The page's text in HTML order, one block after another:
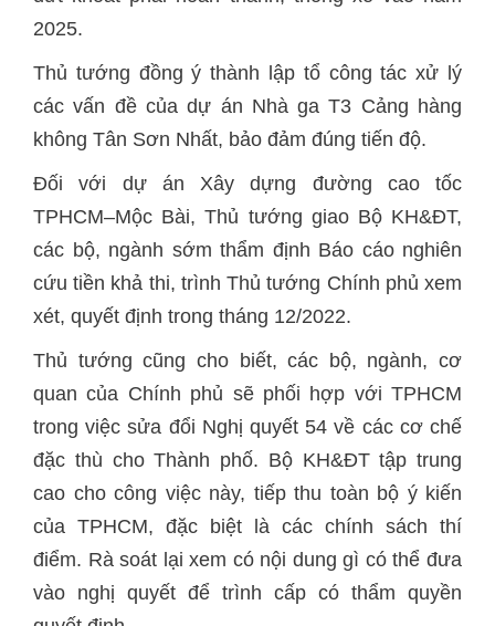
2025.
Thủ tướng đồng ý thành lập tổ công tác xử lý
các vấn đề của dự án Nhà ga T3 Cảng hàng
không Tân Sơn Nhất, bảo đảm đúng tiến độ.
Đối với dự án Xây dựng đường cao tốc
TPHCM–Mộc Bài, Thủ tướng giao Bộ KH&ĐT,
các bộ, ngành sớm thẩm định Báo cáo nghiên
cứu tiền khả thi, trình Thủ tướng Chính phủ xem
xét, quyết định trong tháng 12/2022.
Thủ tướng cũng cho biết, các bộ, ngành, cơ
quan của Chính phủ sẽ phối hợp với TPHCM
trong việc sửa đổi Nghị quyết 54 về các cơ chế
đặc thù cho Thành phố. Bộ KH&ĐT tập trung
cao cho công việc này, tiếp thu toàn bộ ý kiến
của TPHCM, đặc biệt là các chính sách thí
điểm. Rà soát lại xem có nội dung gì có thể đưa
vào nghị quyết để trình cấp có thẩm quyền